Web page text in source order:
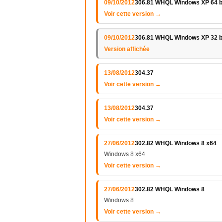
09/10/2012306.81 WHQL Windows XP 64
Voir cette version →
09/10/2012306.81 WHQL Windows XP 32
Version affichée
13/08/2012304.37
Voir cette version →
13/08/2012304.37
Voir cette version →
27/06/2012302.82 WHQL Windows 8 x64
Windows 8 x64
Voir cette version →
27/06/2012302.82 WHQL Windows 8
Windows 8
Voir cette version →